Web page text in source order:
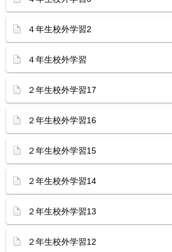
４年生校外学習2
４年生校外学習
２年生校外学習17
２年生校外学習16
２年生校外学習15
２年生校外学習14
２年生校外学習13
２年生校外学習12